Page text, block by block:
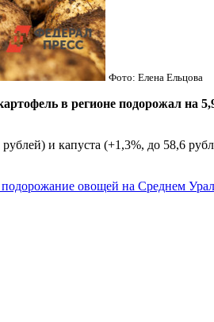
Фото: Елена Ельцова
в регионе подорожал на
и капуста (+1,3%, до 58,6
овощей на Среднем